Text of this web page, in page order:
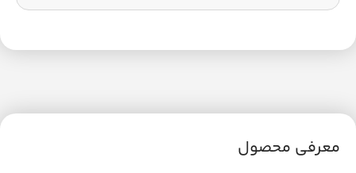
معرفی محصول